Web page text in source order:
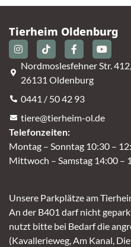
Tierheim Oldenburg
Nordmoslesfehner Str. 412,
26131 Oldenburg
0441 / 50 42 93
tiere@tierheim-ol.de
Telefonzeiten:
Montag – Sonntag 10:30 –
Mittwoch – Samstag 14:00 –
Unsere Parkplätze am
An der B401 darf nicht
nutzt bitte bei Bedarf die
(Kavallerieweg, Am Kanal,